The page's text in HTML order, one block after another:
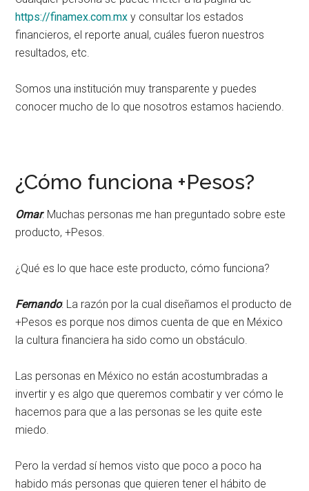
https://finamex.com.mx y consultar los estados
financieros, el reporte anual, cuáles fueron nuestros
resultados, etc.
Somos una institución muy transparente y puedes
conocer mucho de lo que nosotros estamos haciendo.
¿Cómo funciona +Pesos?
Omar: Muchas personas me han preguntado sobre este
producto, +Pesos.
¿Qué es lo que hace este producto, cómo funciona?
Fernando: La razón por la cual diseñamos el producto de
+Pesos es porque nos dimos cuenta de que en México
la cultura financiera ha sido como un obstáculo.
Las personas en México no están acostumbradas a
invertir y es algo que queremos combatir y ver cómo le
hacemos para que a las personas se les quite este
miedo.
Pero la verdad sí hemos visto que poco a poco ha
habido más personas que quieren tener el hábito de